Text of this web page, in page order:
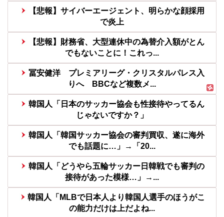
【悲報】サイバーエージェント、明らかな顔採用
で炎上
【悲報】財務省、大型連休中の為替介入額がとん
でもないことに！これっ...
冨安健洋 プレミアリーグ・クリスタルパレス入
りへ BBCなど複数メ...
韓国人「日本のサッカー協会も性接待やってるん
じゃないですか？」
韓国人「韓国サッカー協会の審判買収、遂に海外
でも話題に…」→「20...
韓国人「どうやら五輪サッカー日韓戦でも審判の
接待があった模様…」→...
韓国人「MLBで日本人より韓国人選手のほうがこ
の能力だけは上だよね...